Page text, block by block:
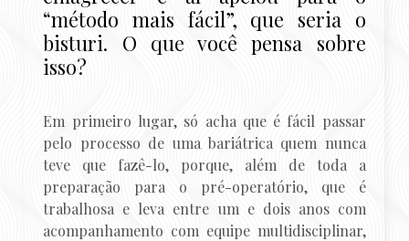
“método mais fácil”, que seria o
bisturi. O que você pensa sobre
isso?
Em primeiro lugar, só acha que é fácil passar
pelo processo de uma bariátrica quem nunca
teve que fazê-lo, porque, além de toda a
preparação para o pré-operatório, que é
trabalhosa e leva entre um e dois anos com
acompanhamento com equipe multidisciplinar,